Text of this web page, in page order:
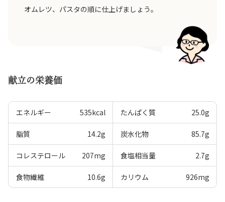
オムレツ、パスタの順に仕上げましょう。
献立の栄養価
エネルギー 535kcal たんぱく質 25.0g
脂質 14.2g 炭水化物 85.7g
コレステロール 207mg 食塩相当量 2.7g
食物繊維 10.6g カリウム 926mg